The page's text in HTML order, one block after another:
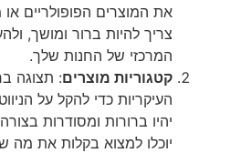
את המוצרים הפופולריים
צריך להיות ברור ומושך,
המרכזי של החנות שלך.
קטגוריות מוצרים: תצוגה
העיקריות כדי להקל על
יהיו ברורות ומסודרות
יוכלו למצוא בקלות את